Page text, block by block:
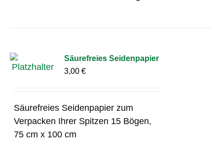
Säurefreies Seidenpapier
3,00€
Säurefreies Seidenpapier zum
Verpacken Ihrer Spitzen 15 Bögen,
75 cm x 100 cm